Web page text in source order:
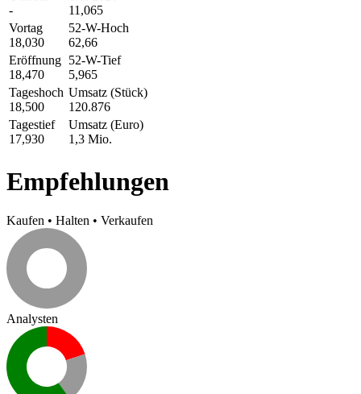
-
11,065
Vortag
18,030
52-W-Hoch
62,66
Eröffnung
18,470
52-W-Tief
5,965
Tageshoch
18,500
Umsatz (Stück)
120.876
Tagestief
17,930
Umsatz (Euro)
1,3 Mio.
Empfehlungen
Kaufen • Halten • Verkaufen
Analysten